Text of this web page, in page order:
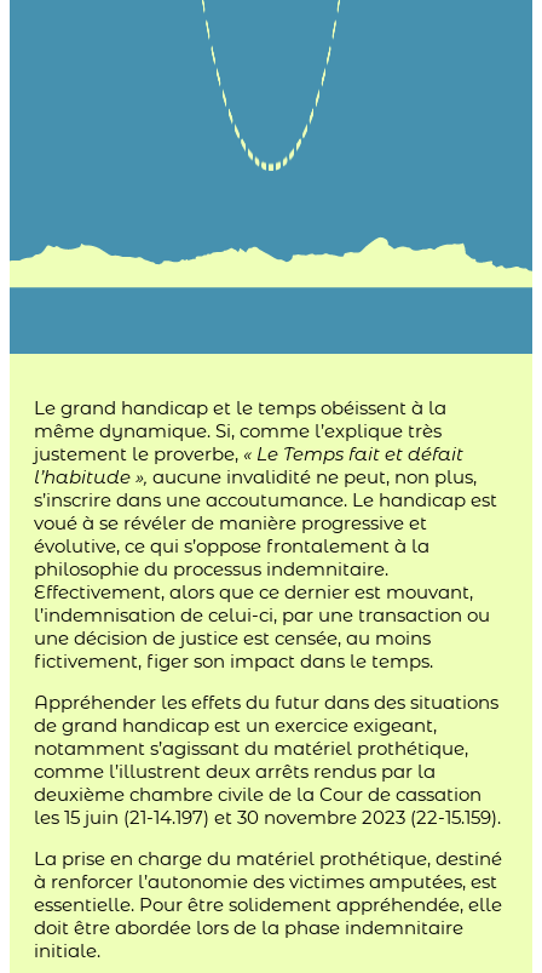
Le grand handicap et le temps obéissent à la
même dynamique. Si, comme l’explique très
justement le proverbe, « Le Temps fait et défait
l’habitude », aucune invalidité ne peut, non plus,
s’inscrire dans une accoutumance. Le handicap est
voué à se révéler de manière progressive et
évolutive, ce qui s’oppose frontalement à la
philosophie du processus indemnitaire.
Effectivement, alors que ce dernier est mouvant,
l’indemnisation de celui-ci, par une transaction ou
une décision de justice est censée, au moins
fictivement, figer son impact dans le temps.
Appréhender les effets du futur dans des situations
de grand handicap est un exercice exigeant,
notamment s’agissant du matériel prothétique,
comme l’illustrent deux arrêts rendus par la
deuxième chambre civile de la Cour de cassation
les 15 juin (21-14.197) et 30 novembre 2023 (22-15.159).
La prise en charge du matériel prothétique, destiné
à renforcer l’autonomie des victimes amputées, est
essentielle. Pour être solidement appréhendée, elle
doit être abordée lors de la phase indemnitaire
initiale.